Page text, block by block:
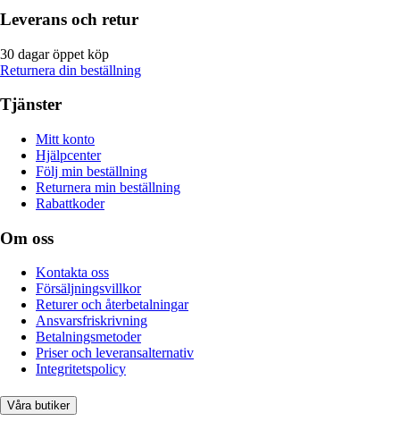
Leverans och retur
30 dagar öppet köp
Returnera din beställning
Tjänster
Mitt konto
Hjälpcenter
Följ min beställning
Returnera min beställning
Rabattkoder
Om oss
Kontakta oss
Försäljningsvillkor
Returer och återbetalningar
Ansvarsfriskrivning
Betalningsmetoder
Priser och leveransalternativ
Integritetspolicy
Våra butiker